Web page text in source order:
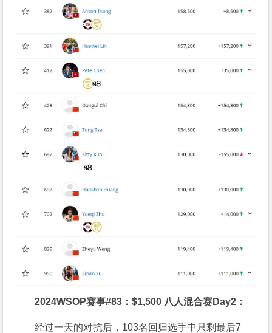
2024WSOP赛事#83：$1,500 八人混合赛Day2：
经过一天的对抗后，103名回归选手中只剩最后7